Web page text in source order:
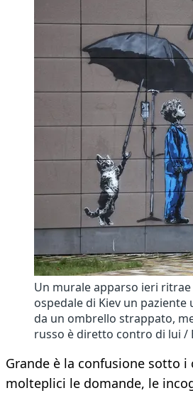
Un murale apparso ieri
ospedale di Kiev un
da un ombrello strappato,
russo è diretto contro di lui /
Grande è la confusione sotto i
molteplici le domande, le